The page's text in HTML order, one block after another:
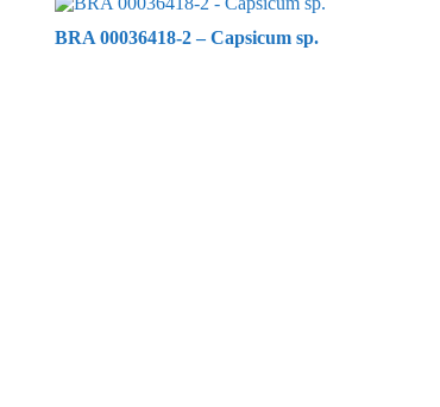
BRA 00036418-2 – Capsicum sp.